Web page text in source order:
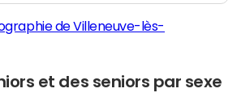
de Villeneuve-lès-
et des seniors par sexe